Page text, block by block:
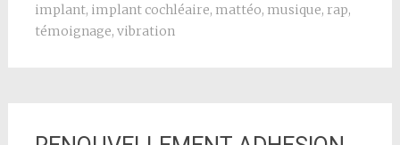
implant, implant cochléaire, mattéo, musique, rap,
témoignage, vibration